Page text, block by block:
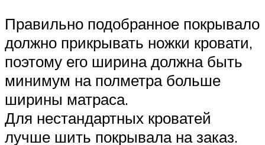
Правильно подобранное покрывало
должно прикрывать ножки кровати,
поэтому его ширина должна быть
минимум на полметра больше
ширины матраса.
Для нестандартных кроватей
лучше шить покрывала на заказ.